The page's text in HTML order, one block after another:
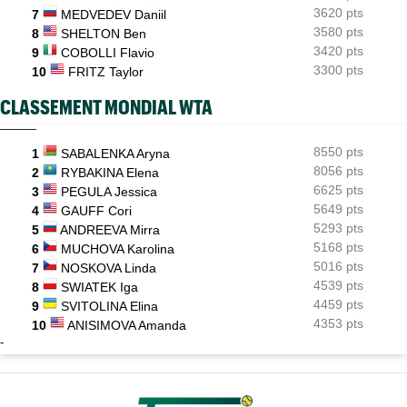
7
MEDVEDEV Daniil
3620 pts
8
SHELTON Ben
3580 pts
9
COBOLLI Flavio
3420 pts
10
FRITZ Taylor 3300 pts
CLASSEMENT MONDIAL WTA
1 SABALENKA Aryna
8550 pts
2
RYBAKINA Elena
8056 pts
3
PEGULA Jessica
6625 pts
4
GAUFF Cori
5649 pts
5
ANDREEVA Mirra
5293 pts
6
MUCHOVA Karolina
5168 pts
7
NOSKOVA Linda
5016 pts
8
SWIATEK Iga
4539 pts
9
SVITOLINA Elina
4459 pts
10
ANISIMOVA Amanda 4353 pts
-